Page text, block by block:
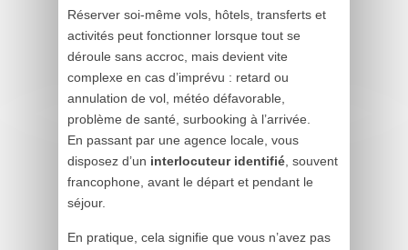
Réserver soi‑même vols, hôtels, transferts et
activités peut fonctionner lorsque tout se
déroule sans accroc, mais devient vite
complexe en cas d’imprévu : retard ou
annulation de vol, météo défavorable,
problème de santé, surbooking à l’arrivée.
En passant par une agence locale, vous
disposez d’un interlocuteur identifié , souvent
francophone, avant le départ et pendant le
séjour.
En pratique, cela signifie que vous n’avez pas